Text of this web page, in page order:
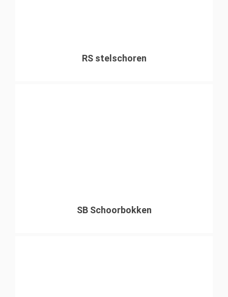
RS stelschoren
SB Schoorbokken